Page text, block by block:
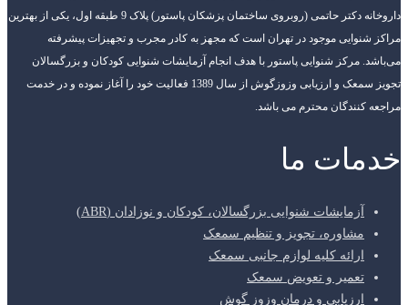
داروخانه دکتر حاتمی (روبروی ساختمان پزشکان پاستور) پلاک 9 طبقه اول، یکی از بهترین
مراکز شنوایی موجود در تهران است که مجهز به کادر مجرب و تجهیزات پیشرفته
می‌باشد. مرکز شنوایی پاستور با هدف انجام آزمایشات شنوایی کودکان و بزرگسالان
تجویز سمعک و ارزیابی وزوزگوش از سال 1389 فعالیت خود را آغاز نموده و در خدمت
مراجعه کنندگان محترم می باشد.
خدمات ما
آزمایشات شنوایی بزرگسالان، کودکان و نوزادان (ABR)
مشاوره، تجویز و تنظیم سمعک
ارائه کلیه لوازم جانبی سمعک
تعمیر و تعویض سمعک
ارزیابی و درمان وزوز گوش